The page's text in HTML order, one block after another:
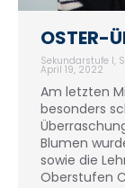
OSTER-
Sekundarstufe I,
April 19, 2022
Am letzten
besonders
Blumen
sowie die
Oberstufen